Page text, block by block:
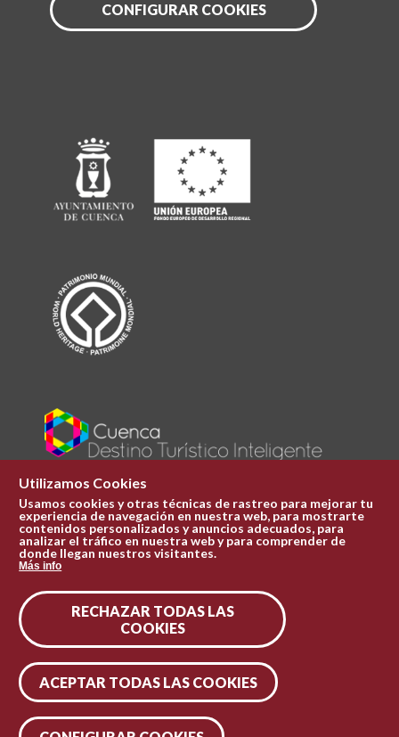
CONFIGURAR COOKIES
Plaza Mayor 1
969 241 051
ofi.turismo@cuenca.es
Síguenos en las redes
Utilizamos Cookies
Usamos cookies y otras técnicas de rastreo para mejorar tu
experiencia de navegación en nuestra web, para mostrarte
contenidos personalizados y anuncios adecuados, para
analizar el tráfico en nuestra web y para comprender de
donde llegan nuestros visitantes.
Más info
RECHAZAR TODAS LAS
COOKIES
ACEPTAR TODAS LAS COOKIES